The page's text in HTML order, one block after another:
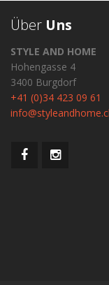
Über Uns
STYLE AND HOME
Hohengasse 4
3400 Burgdorf
+41 (0)34 423 09 61